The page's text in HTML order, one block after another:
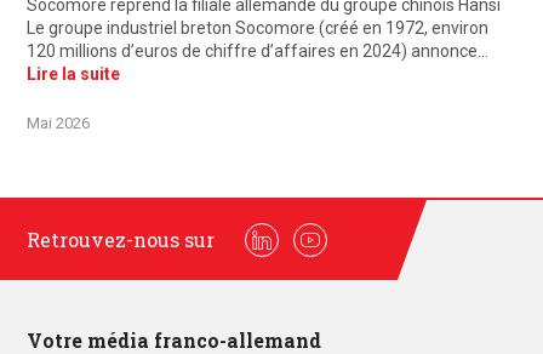
Socomore reprend la filiale allemande du groupe chinois Hansi
Le groupe industriel breton Socomore (créé en 1972, environ
120 millions d’euros de chiffre d’affaires en 2024) annonce…
Lire la suite
Mai 2026
Retrouvez-nous sur
LinkedinYoutube
Votre média franco-allemand